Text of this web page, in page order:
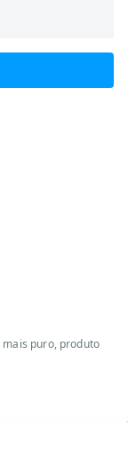
puro, produto